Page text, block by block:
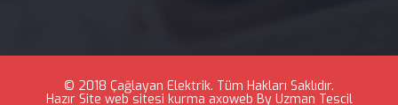
© 2018 Çağlayan Elektrik. Tüm Hakları Saklıdır.
Hazır Site web sitesi kurma axoweb By Uzman Tescil